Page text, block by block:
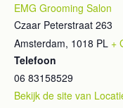
EMG Grooming Salon
Czaar Peterstraat 263
Amsterdam, 1018 PL +
Telefoon
06 83158529
Bekijk de site van